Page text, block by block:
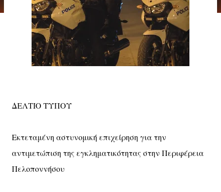
ΔΕΛΤΙΟ ΤΥΠΟΥ
Εκτεταμένη αστυνομική επιχείρηση για την
αντιμετώπιση της εγκληματικότητας στην Περιφέρεια
Πελοποννήσου